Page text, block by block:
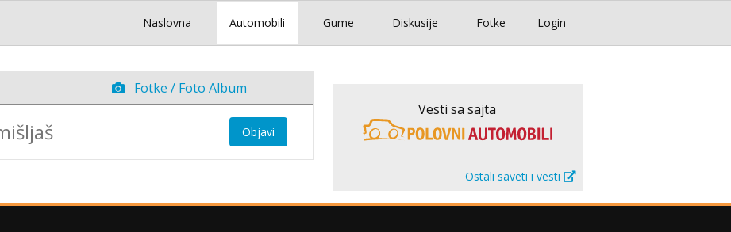
Login
Naslovna Automobili Gume Diskusije Fotke
Fotke / Foto Album
Objavi
Vesti sa sajta
Ostali saveti i vesti